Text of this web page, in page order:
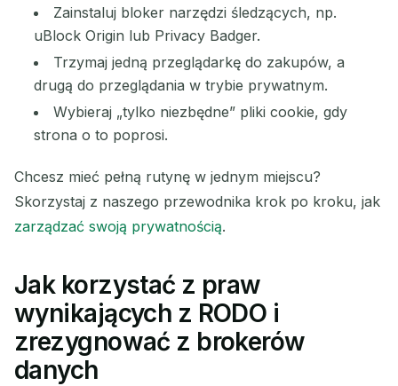
Zainstaluj bloker narzędzi śledzących, np.
uBlock Origin lub Privacy Badger.
Trzymaj jedną przeglądarkę do zakupów, a
drugą do przeglądania w trybie prywatnym.
Wybieraj „tylko niezbędne” pliki cookie, gdy
strona o to poprosi.
Chcesz mieć pełną rutynę w jednym miejscu?
Skorzystaj z naszego przewodnika krok po kroku, jak
zarządzać swoją prywatnością.
Jak korzystać z praw
wynikających z RODO i
zrezygnować z brokerów
danych